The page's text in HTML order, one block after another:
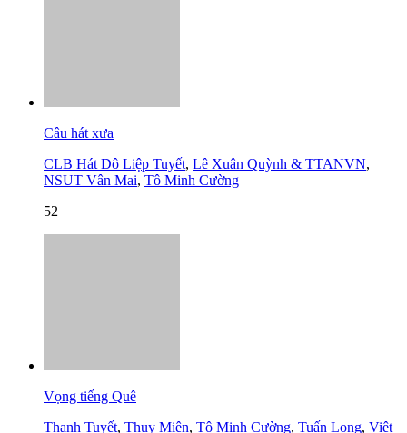
Câu hát xưa
CLB Hát Dô Liệp Tuyết, Lê Xuân Quỳnh & TTANVN,
NSUT Vân Mai, Tô Minh Cường
52
Vọng tiếng Quê
Thanh Tuyết, Thụy Miên, Tô Minh Cường, Tuấn Long, Việt